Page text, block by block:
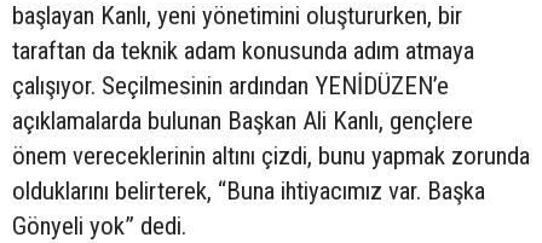
başlayan Kanlı, yeni yönetimini oluştururken, bir
taraftan da teknik adam konusunda adım atmaya
çalışıyor. Seçilmesinin ardından YENİDÜZEN’e
açıklamalarda bulunan Başkan Ali Kanlı, gençlere
önem vereceklerinin altını çizdi, bunu yapmak zorunda
olduklarını belirterek, “Buna ihtiyacımız var. Başka
Gönyeli yok” dedi.